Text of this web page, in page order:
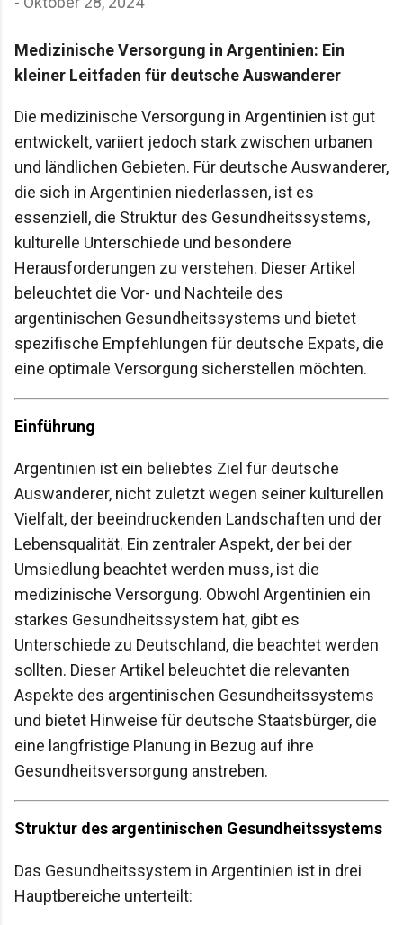
Medizinische Versorgung in Argentinien: Ein
kleiner Leitfaden für deutsche Auswanderer
Die medizinische Versorgung in Argentinien ist gut
entwickelt, variiert jedoch stark zwischen urbanen
und ländlichen Gebieten. Für deutsche Auswanderer,
die sich in Argentinien niederlassen, ist es
essenziell, die Struktur des Gesundheitssystems,
kulturelle Unterschiede und besondere
Herausforderungen zu verstehen. Dieser Artikel
beleuchtet die Vor- und Nachteile des
argentinischen Gesundheitssystems und bietet
spezifische Empfehlungen für deutsche Expats, die
eine optimale Versorgung sicherstellen möchten.
Einführung
Argentinien ist ein beliebtes Ziel für deutsche
Auswanderer, nicht zuletzt wegen seiner kulturellen
Vielfalt, der beeindruckenden Landschaften und der
Lebensqualität. Ein zentraler Aspekt, der bei der
Umsiedlung beachtet werden muss, ist die
medizinische Versorgung. Obwohl Argentinien ein
starkes Gesundheitssystem hat, gibt es
Unterschiede zu Deutschland, die beachtet werden
sollten. Dieser Artikel beleuchtet die relevanten
Aspekte des argentinischen Gesundheitssystems
und bietet Hinweise für deutsche Staatsbürger, die
eine langfristige Planung in Bezug auf ihre
Gesundheitsversorgung anstreben.
Struktur des argentinischen Gesundheitssystems
Das Gesundheitssystem in Argentinien ist in drei
Hauptbereiche unterteilt: